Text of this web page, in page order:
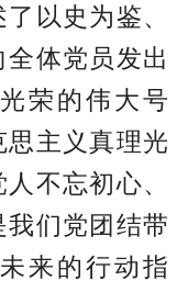
以史为鉴、
体党员发出
荣的伟大号
主义真理光
不忘初心、
们党团结带
来的行动指